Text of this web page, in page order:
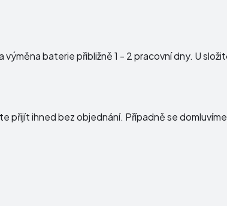
baterie přibližně 1 - 2 pracovní dny. U
ihned bez objednání. Případně se